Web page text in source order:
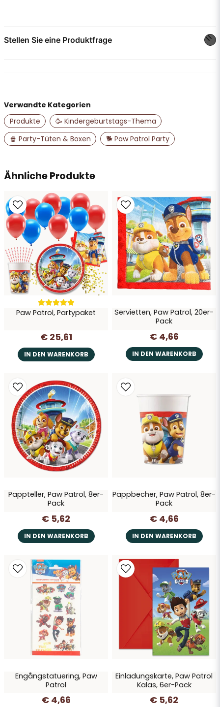
Stellen Sie eine Produktfrage
name
Name
Ja, Sie dürfen meine Frage veröffentlichen
Frage senden
Ähnliche Produkte
Paw Patrol, Partypaket
€ 25,61
IN DEN WARENKORB
Servietten, Paw Patrol, 20er-
Pack
€ 4,66
IN DEN WARENKORB
Pappteller, Paw Patrol, 8er-
Pack
€ 5,62
IN DEN WARENKORB
Pappbecher, Paw Patrol, 8er-
Pack
€ 4,66
IN DEN WARENKORB
Engångstatuering, Paw
Patrol
€ 4,66
Einladungskarte, Paw Patrol
Kalas, 6er-Pack
€ 5,62
Verwandte Kategorien
Produkte
🥳 Kindergeburtstags-Thema
🍿 Party-Tüten & Boxen
🐕 Paw Patrol Party